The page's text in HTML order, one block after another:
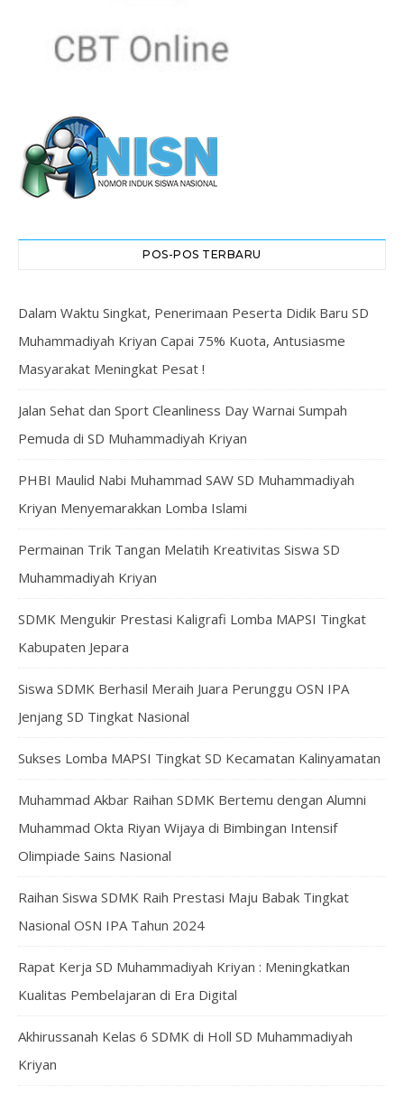
POS-POS TERBARU
Dalam Waktu Singkat, Penerimaan Peserta Didik Baru SD
Muhammadiyah Kriyan Capai 75% Kuota, Antusiasme
Masyarakat Meningkat Pesat !
Jalan Sehat dan Sport Cleanliness Day Warnai Sumpah
Pemuda di SD Muhammadiyah Kriyan
PHBI Maulid Nabi Muhammad SAW SD Muhammadiyah
Kriyan Menyemarakkan Lomba Islami
Permainan Trik Tangan Melatih Kreativitas Siswa SD
Muhammadiyah Kriyan
SDMK Mengukir Prestasi Kaligrafi Lomba MAPSI Tingkat
Kabupaten Jepara
Siswa SDMK Berhasil Meraih Juara Perunggu OSN IPA
Jenjang SD Tingkat Nasional
Sukses Lomba MAPSI Tingkat SD Kecamatan Kalinyamatan
Muhammad Akbar Raihan SDMK Bertemu dengan Alumni
Muhammad Okta Riyan Wijaya di Bimbingan Intensif
Olimpiade Sains Nasional
Raihan Siswa SDMK Raih Prestasi Maju Babak Tingkat
Nasional OSN IPA Tahun 2024
Rapat Kerja SD Muhammadiyah Kriyan : Meningkatkan
Kualitas Pembelajaran di Era Digital
Akhirussanah Kelas 6 SDMK di Holl SD Muhammadiyah
Kriyan